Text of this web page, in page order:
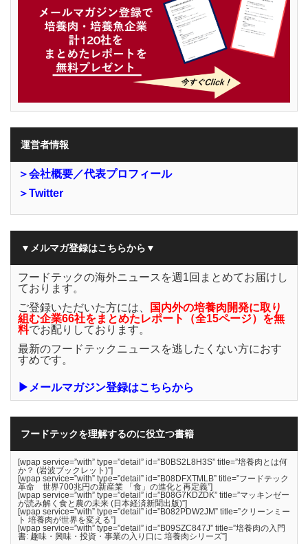
運営者情報
＞会社概要／代表プロフィール
＞Twitter
▼メルマガ登録はこちらから▼
フードテックの海外ニュースを週1回まとめてお届けし
ております。
ご登録いただいた方には、
国内外の培養肉開発に取り
組む企業66社をまとめたレポート（全15ページ）を無
料でお配りしております。
最新のフードテックニュースを逃したくない方におす
すめです。
▶メールマガジン登録はこちらから
フードテックを理解するのに役立つ書籍
[wpap service=”with” type=”detail” id=”B0BS2L8H3S” title=”培養肉とは何
か？ (岩波ブックレット)”]
[wpap service=”with” type=”detail” id=”B08DFXTMLB” title=”フードテック
革命 世界700兆円の新産業 「食」の進化と再定義”]
[wpap service=”with” type=”detail” id=”B08G7KDZDK” title=”マッキンゼー
が読み解く食と農の未来 (日本経済新聞出版)”]
[wpap service=”with” type=”detail” id=”B082PDW2JM” title=”クリーンミー
ト 培養肉が世界を変える”]
[wpap service=”with” type=”detail” id=”B09SZC847J” title=”培養肉の入門
書: 趣味・興味・投資・事業の入り口に 培養肉シリーズ”]